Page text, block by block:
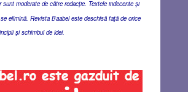
sunt moderate de către redacţie. Textele indecente şi
elimină. Revista Baabel este deschisă faţă de orice
şi schimbul de idei.